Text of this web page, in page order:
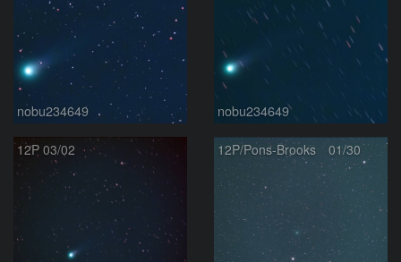
nobu234649 nobu234649
12P 03/02 12P/Pons-Brooks 01/30